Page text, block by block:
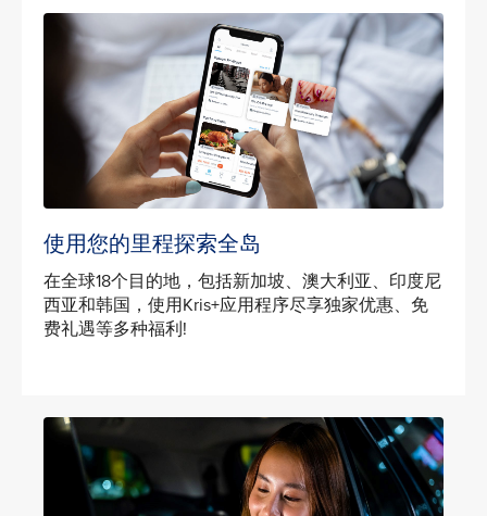
使用您的里程探索全岛
在全球18个目的地，包括新加坡、澳大利亚、印度尼
西亚和韩国，使用Kris+应用程序尽享独家优惠、免
费礼遇等多种福利!